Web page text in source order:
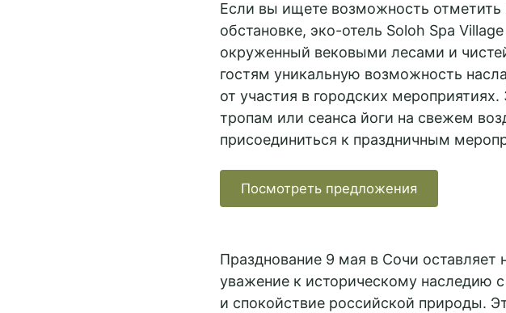
Если вы ищете возможность отметить
обстановке, эко-отель Soloh Spa
окруженный вековыми лесами и
гостям уникальную возможность
от участия в городских
тропам или сеанса йоги на свежем
присоединиться к праздничным
Посмотреть предложения
Празднование 9 мая в Сочи оставляет
уважение к историческому наследию
и спокойствие российской природы.